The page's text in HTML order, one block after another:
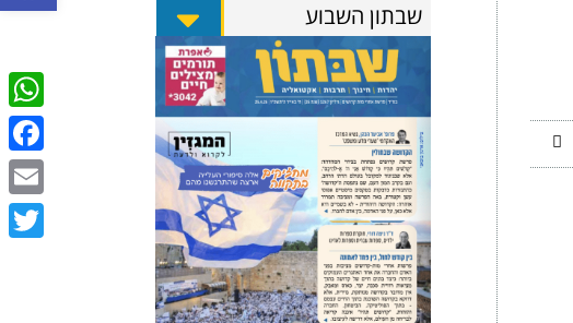
שבתון השבוע
Email